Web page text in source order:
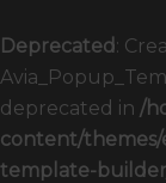
Deprecated :
deprecated in /
content/
template-